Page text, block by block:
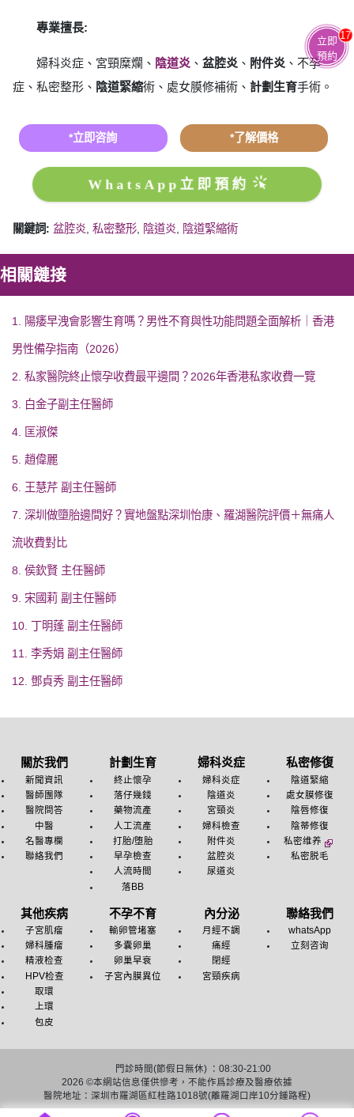
專業擅長:
婦科炎症、宮頸糜爛、 陰道炎 、 盆腔炎 、 附件炎 、不孕
症、私密整形、 陰道緊縮術、處女膜修補術、 計劃生育手術。
*立即咨詢 *了解價格
WhatsApp立即預約
關鍵詞: 盆腔炎, 私密整形, 陰道炎, 陰道緊縮術
相關鏈接
1. 陽痿早洩會影響生育嗎？男性不育與性功能問題全面解析｜香港
男性備孕指南（2026）
2. 私家醫院終止懷孕收費最平邊間？2026年香港私家收費一覽
3. 白金子副主任醫師
4. 匡淑傑
5. 趙偉麗
6. 王慧芹 副主任醫師
7. 深圳做墮胎邊間好？實地盤點深圳怡康、羅湖醫院評價＋無痛人
流收費對比
8. 侯欽賢 主任醫師
9. 宋國莉 副主任醫師
10. 丁明蓬 副主任醫師
11. 李秀娟 副主任醫師
12. 鄧貞秀 副主任醫師
關於我們
新聞資訊
醫師團隊
醫院問答
中醫
名醫專欄
聯絡我們
計劃生育
終止懷孕
落仔幾錢
藥物流產
人工流產
打胎/堕胎
早孕檢查
人流時間
落BB
婦科炎症
婦科炎症
陰道炎
宮頸炎
婦科檢查
附件炎
盆腔炎
尿道炎
私密修復
陰道緊縮
處女膜修復
陰唇修復
陰蒂修復
私密维养
私密脱毛
其他疾病
子宮肌瘤
婦科腫瘤
精液检查
HPV检查
取環
上環
包皮
不孕不育
輸卵管堵塞
多囊卵巢
卵巢早衰
子宮內膜異位
內分泌
月經不調
痛經
閉經
宮頸疾病
聯絡我們
whatsApp
立刻咨询
2026 ©
門診時間(節假日無休) ：08:30-21:00
本網站信息僅供慘考，不能作爲診療及醫療依據
醫院地址：深圳市羅湖區紅桂路1018號(離羅湖口岸10分鍾路程)
立即
預約
17